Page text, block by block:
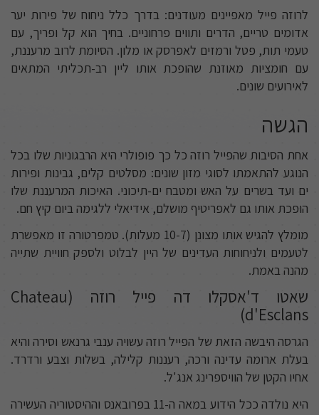
לרוזה פייל מאפיינים מעודנים: בדרך כלל ניחוח של פירות יער
אדומים טריים, הדרים ותווים פרחוניים. בחיך הוא קל ופריך, עם
טעמי תות, פטל ורמזים לאפרסק או מלון. הסיומת לרוב מרעננת,
עם חומציות מאוזנת שהופכת אותו ליין רב-תכליתי המתאים
לאירועים שונים.
הגשה
אחת הסיבות שהפייל רוזה כל כך פופולרי היא הרבגוניות שלו בכל
הנוגע להתאמתו לסוגי מזון שונים: מסלטים קלים, גבינות ופירות
ים ועד בשרים על האש ומטבח ים-תיכוני. האיכות המרעננת שלו
הופכת אותו גם לאפריטיף מושלם, אידיאלי ללגימה ביום קיץ חם.
מומלץ להגיש אותו מצונן (10-7 מעלות). טמפרטורה זו מאפשרת
לטעמים ולניחוחות העדינים של היין לבלוט ולספק חוויית שתייה
מהנה באמת.
שאטו ד'אסקלו דה פייל רוזה (Chateau
d'Esclans)
הגרסה היבשה הזאת של הפייל רוזה עשויה ענבי גרנאש וסירה והיא
בעלת ארומה עדינה ורכה, רעננות קלילה, בשלות וצבע ורדרד.
אחיו הקטן של הוויספרינג אנג'ל.
היא נולדה ככל הידוע במאה ה-11 בפרובאנס וההיסטוריה העשירה